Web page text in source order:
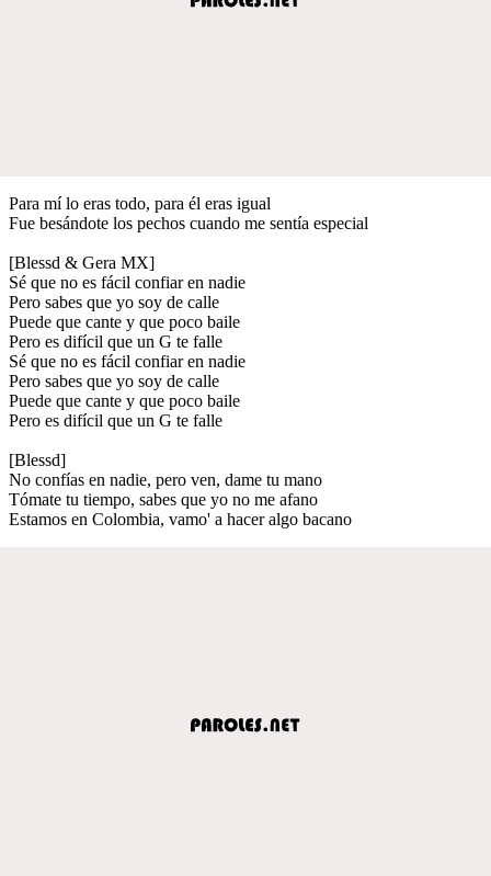
Para mí lo eras todo, para él eras igual
Fue besándote los pechos cuando me sentía especial
[Blessd & Gera MX]
Sé que no es fácil confiar en nadie
Pero sabes que yo soy de calle
Puede que cante y que poco baile
Pero es difícil que un G te falle
Sé que no es fácil confiar en nadie
Pero sabes que yo soy de calle
Puede que cante y que poco baile
Pero es difícil que un G te falle
[Blessd]
No confías en nadie, pero ven, dame tu mano
Tómate tu tiempo, sabes que yo no me afano
Estamos en Colombia, vamo' a hacer algo bacano